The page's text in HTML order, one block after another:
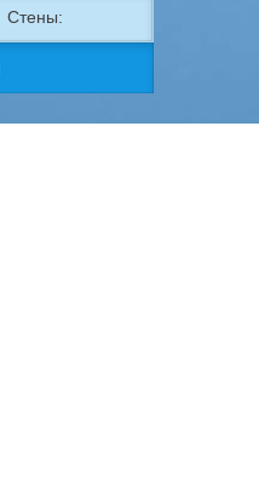
Стены: